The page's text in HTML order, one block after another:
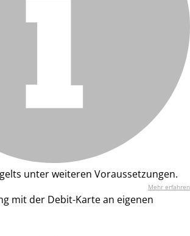
unter weiteren Voraussetzungen.
Mehr erfahren
mit der Debit-Karte an eigenen